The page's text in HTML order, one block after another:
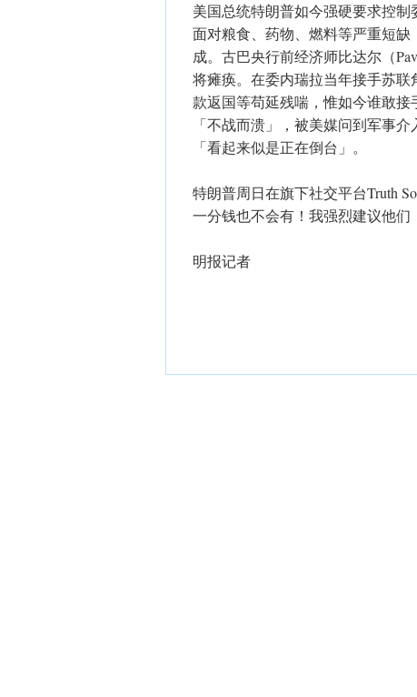
美国总统特朗普如今强硬要求控
面对粮食、药物、燃料等严重短
成。古巴央行前经济师比达尔（
将瘫痪。在委内瑞拉当年接手苏
款返国等苟延残喘，惟如今谁敢
「不战而溃」，被美媒问到军事
「看起来似是正在倒台」。
特朗普周日在旗下社交平台Truth
一分钱也不会有！我强烈建议他们
明报记者